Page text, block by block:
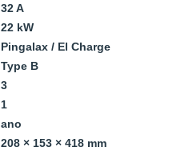
32 A
22 kW
Pingalax / El Charge
Type B
3
1
ano
208 × 153 × 418 mm